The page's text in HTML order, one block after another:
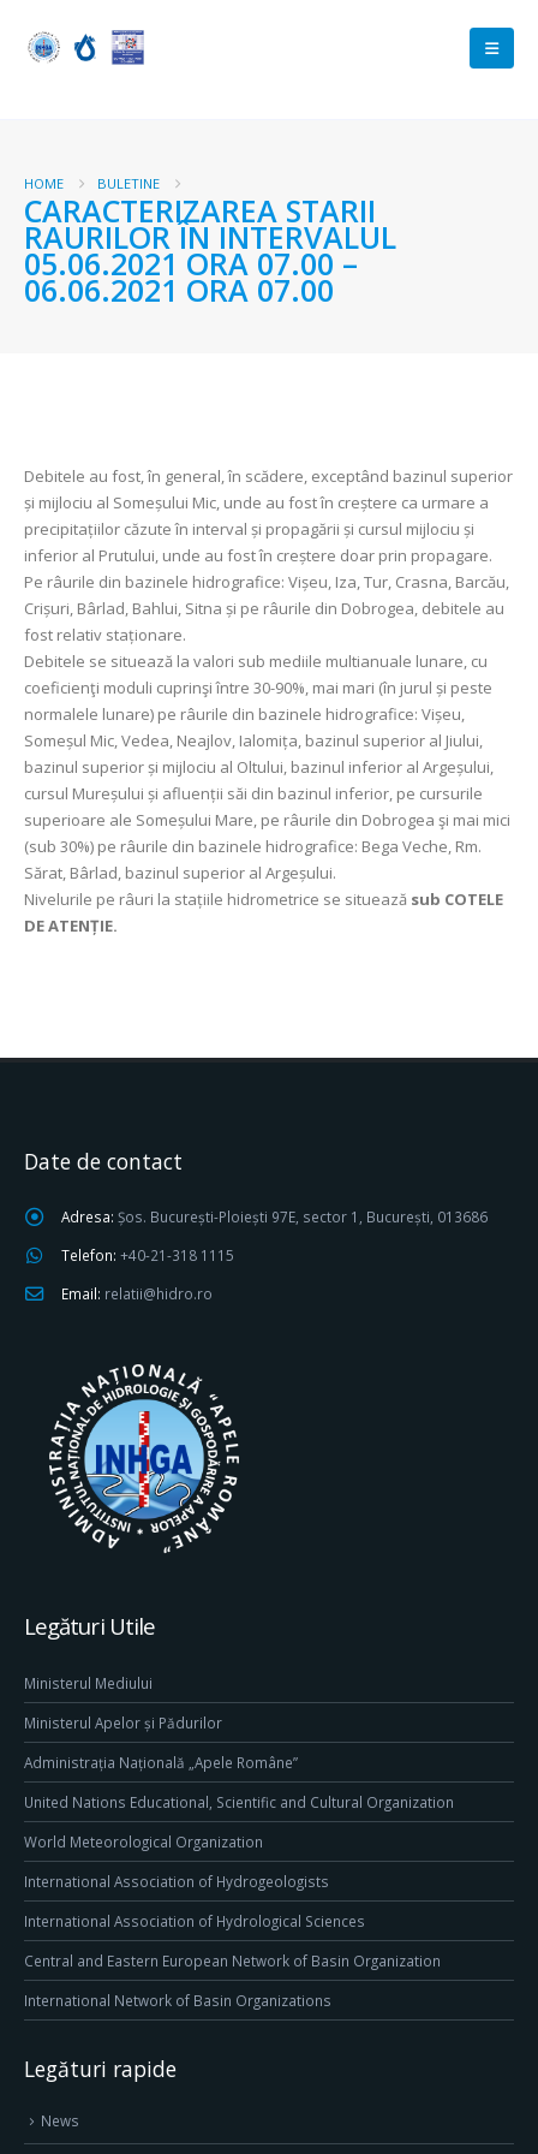
HOME BULETINE
CARACTERIZAREA STARII
RAURILOR ÎN INTERVALUL
05.06.2021 ORA 07.00 –
06.06.2021 ORA 07.00
Debitele au fost, în general, în scădere, exceptând bazinul superior
și mijlociu al Someșului Mic, unde au fost în creștere ca urmare a
precipitațiilor căzute în interval și propagării și cursul mijlociu și
inferior al Prutului, unde au fost în creștere doar prin propagare.
Pe râurile din bazinele hidrografice: Vișeu, Iza, Tur, Crasna, Barcău,
Crișuri, Bârlad, Bahlui, Sitna și pe râurile din Dobrogea, debitele au
fost relativ staționare.
Debitele se situează la valori sub mediile multianuale lunare, cu
coeficienţi moduli cuprinşi între 30-90%, mai mari (în jurul și peste
normalele lunare) pe râurile din bazinele hidrografice: Vișeu,
Someșul Mic, Vedea, Neajlov, Ialomița, bazinul superior al Jiului,
bazinul superior și mijlociu al Oltului, bazinul inferior al Argeșului,
cursul Mureșului și afluenții săi din bazinul inferior, pe cursurile
superioare ale Someșului Mare, pe râurile din Dobrogea şi mai mici
(sub 30%) pe râurile din bazinele hidrografice: Bega Veche, Rm.
Sărat, Bârlad, bazinul superior al Argeșului.
Nivelurile pe râuri la stațiile hidrometrice se situează sub COTELE
DE ATENȚIE.
Date de contact
Adresa: Șos. București-Ploiești 97E, sector 1, București, 013686
Telefon: +40-21-318 1115
Email: relatii@hidro.ro
Legături Utile
Ministerul Mediului
Ministerul Apelor și Pădurilor
Administrația Națională „Apele Române”
United Nations Educational, Scientific and Cultural Organization
World Meteorological Organization
International Association of Hydrogeologists
International Association of Hydrological Sciences
Central and Eastern European Network of Basin Organization
International Network of Basin Organizations
Legături rapide
News